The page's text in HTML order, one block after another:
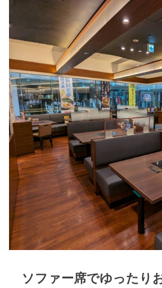
ソファー席でゆったり